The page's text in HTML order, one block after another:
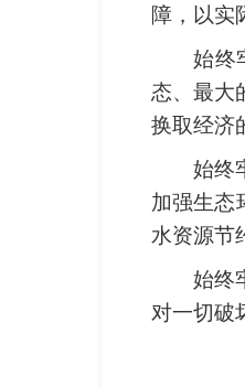
障，以实
始终
态、最大
换取经济
始终
加强生态
水资源节
始终
对一切破